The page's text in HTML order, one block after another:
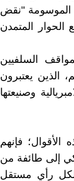
الموسومة "نقض
المتمدن
السلفيين
الذين يعتبرون
وصنيعتها
فإنهم
إلى طائفة من
رأي مستقل